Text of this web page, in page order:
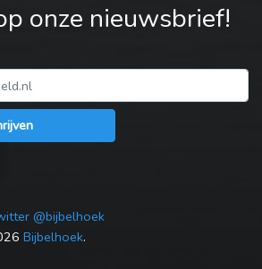
onze nieuwsbrief!
@bijbelhoek
Bijbelhoek.